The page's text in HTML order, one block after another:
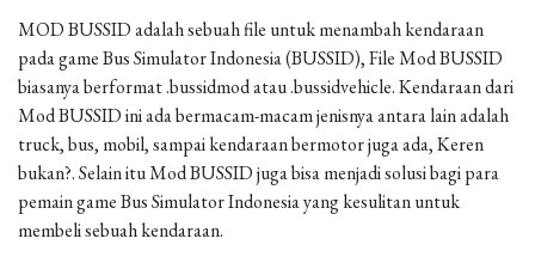
MOD BUSSID adalah sebuah file untuk menambah kendaraan
pada game Bus Simulator Indonesia (BUSSID), File Mod BUSSID
biasanya berformat .bussidmod atau .bussidvehicle. Kendaraan dari
Mod BUSSID ini ada bermacam-macam jenisnya antara lain adalah
truck, bus, mobil, sampai kendaraan bermotor juga ada, Keren
bukan?. Selain itu Mod BUSSID juga bisa menjadi solusi bagi para
pemain game Bus Simulator Indonesia yang kesulitan untuk
membeli sebuah kendaraan.